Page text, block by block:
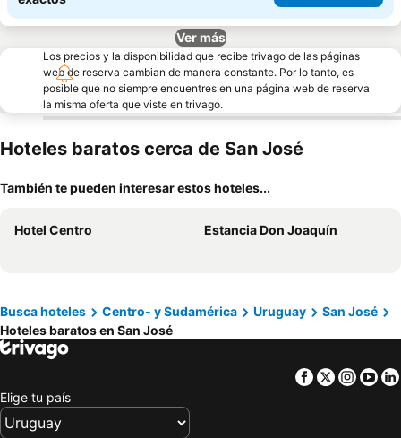
Ver más
Los precios y la disponibilidad que recibe trivago de las páginas
web de reserva cambian de manera constante. Por lo tanto, es
posible que no siempre encuentres en una página web de reserva
la misma oferta que viste en trivago.
Hoteles baratos cerca de San José
También te pueden interesar estos hoteles...
Hotel Centro Estancia Don Joaquín
Busca hoteles Centro- y Sudamérica Uruguay
San José
Hoteles baratos en San José
Facebook
Twitter
Elige tu país